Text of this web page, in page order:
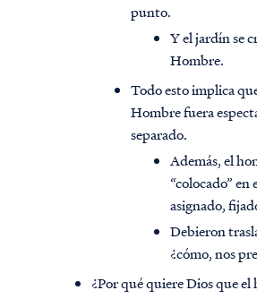
punto.
Y el jardín se
Hombre.
Todo esto implica
Hombre fuera
separado.
Además, el
“colocado”
asignado,
Debieron
¿cómo, nos
¿Por qué quiere Dios que el